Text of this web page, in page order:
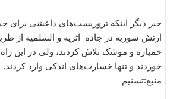
خبر دیگر اینکه تروریست‌های داعشی برای
ارتش سوریه در جاده اثریه و السلمیه از
خمپاره و موشک تلاش کردند،‌ ولی در این
خوردند و تنها خسارت‌های اندکی وارد کردند.
منبع:تسنیم